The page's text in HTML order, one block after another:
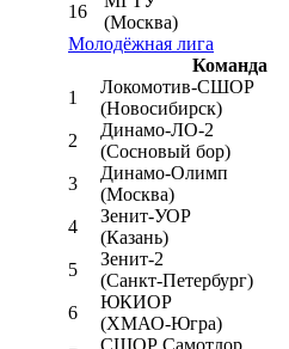
16
(Москва)
Молодёжная лига
Команда
1
Локомотив-CШОР
(Новосибирск)
2
Динамо-ЛО-2
(Сосновый бор)
3
Динамо-Олимп
(Москва)
4
Зенит-УОР
(Казань)
5
Зенит-2
(Санкт-Петербург)
6
ЮКИОР
(ХМАО-Югра)
СШОР Самотлор